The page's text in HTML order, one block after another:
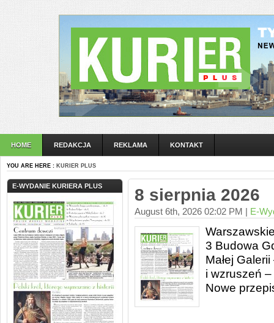
HOME REDAKCJA REKLAMA KONTAKT
YOU ARE HERE : KURIER PLUS
E-WYDANIE KURIERA PLUS 8 sierpnia 2026
August 6th, 2026 02:02 PM | E-
3 Budowa
Małej
i wzruszeń
Nowe